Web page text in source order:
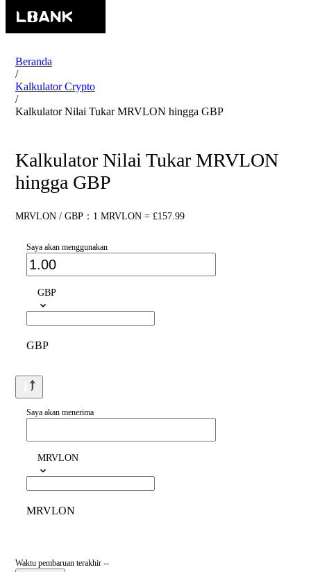
Beranda
/
Kalkulator Crypto
/
Kalkulator Nilai Tukar MRVLON hingga GBP
Kalkulator Nilai Tukar MRVLON
hingga GBP
MRVLON / GBP：1 MRVLON = £157.99
Saya akan menggunakan
GBP
GBP
Saya akan menerima
MRVLON
MRVLON
Waktu pembaruan terakhir --